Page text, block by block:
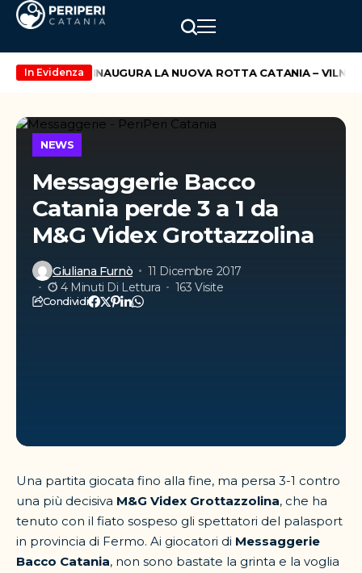
In Evidenza
WIZZ AIR INAUGURA LA NUOVA ROTTA CATANIA – VILNIUS
NEWS
Messaggerie Bacco
Catania perde 3 a 1 da
M&G Videx Grottazzolina
Giuliana Furnò
11 Dicembre 2017
4 Minuti Di Lettura
163 Visite
Condividi
Una partita giocata fino alla fine, ma persa 3-1 contro
una più decisiva M&G Videx Grottazzolina, che ha
tenuto con il fiato sospeso gli spettatori del palasport
in provincia di Fermo. Ai giocatori di Messaggerie
Bacco Catania, non sono bastate la grinta e la voglia